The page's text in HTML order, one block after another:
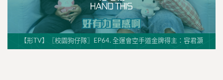
【形TV】〖校園狗仔隊〗EP64. 全運會空手道金牌得主：容君灝